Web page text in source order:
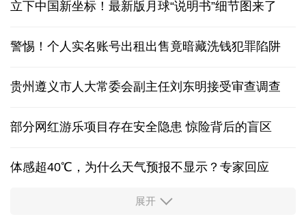
立下中国新坐标！最新版月球“说明书”细节图来了
警惕！个人实名账号出租出售竟暗藏洗钱犯罪陷阱
贵州遵义市人大常委会副主任刘东明接受审查调查
部分网红游乐项目存在安全隐患 惊险背后的盲区
体感超40℃，为什么天气预报不显示？专家回应
服务实体经济 财政金融打出“组合拳”
展开